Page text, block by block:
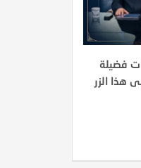
فضيلة
هذا الزر